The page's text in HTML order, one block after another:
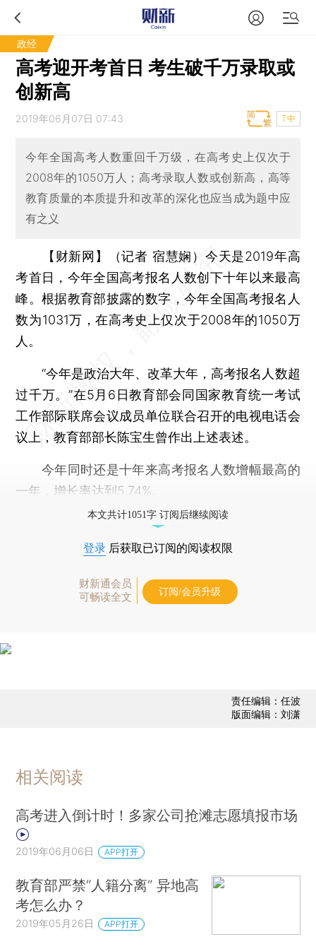
政经
高考迎开考首日 考生破千万录取或
创新高
2019年06月07日 07:43 T中
今年全国高考人数重回千万级，在高考史上仅次于
2008年的1050万人；高考录取人数或创新高，高等
教育质量的本质提升和改革的深化也应当成为题中应
有之义
【财新网】（记者 宿慧娴） 今天是2019年高
考首日，今年全国高考报名人数创下十年以来最高
峰。根据教育部披露的数字，今年全国高考报名人
数为1031万，在高考史上仅次于2008年的1050万
人。
“今年是政治大年、改革大年，高考报名人数超
过千万。”在5月6日教育部会同国家教育统一考试
工作部际联席会议成员单位联合召开的电视电话会
议上，教育部部长陈宝生曾作出上述表述。
今年同时还是十年来高考报名人数增幅最高的
一年，增长率达到5.74%。
本文共计1051字 订阅后继续阅读
登录 后获取已订阅的阅读权限
财新通会员
可畅读全文
订阅/会员升级
责任编辑：任波
版面编辑：刘潇
相关阅读
高考进入倒计时！多家公司抢滩志愿填报市场
2019年06月06日 APP打开
教育部严禁“人籍分离” 异地高
考怎么办？
2019年05月26日 APP打开